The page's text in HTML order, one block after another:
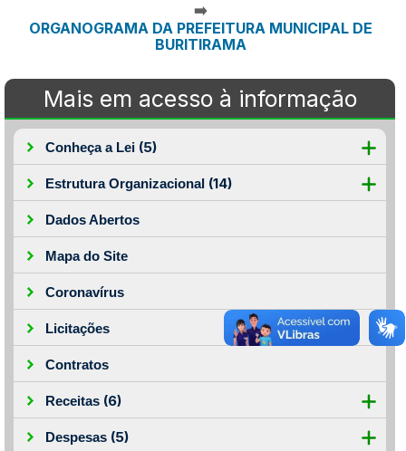
➡️
ORGANOGRAMA DA PREFEITURA MUNICIPAL DE
BURITIRAMA
Mais em acesso à informação
Conheça a Lei (5)
Estrutura Organizacional (14)
Dados Abertos
Mapa do Site
Coronavírus
Licitações
Contratos
Receitas (6)
Despesas (5)